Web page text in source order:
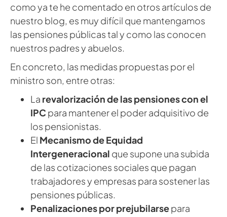
como ya te he comentado en otros artículos de
nuestro blog, es muy difícil que mantengamos
las pensiones públicas tal y como las conocen
nuestros padres y abuelos.
En concreto, las medidas propuestas por el
ministro son, entre otras:
La revalorización de las pensiones con el
IPC para mantener el poder adquisitivo de
los pensionistas.
El Mecanismo de Equidad
Intergeneracional que supone una subida
de las cotizaciones sociales que pagan
trabajadores y empresas para sostener las
pensiones públicas.
Penalizaciones por prejubilarsepara